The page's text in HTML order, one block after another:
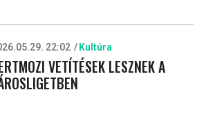
22:02 Kultúra
VETÍTÉSEK LESZNEK A